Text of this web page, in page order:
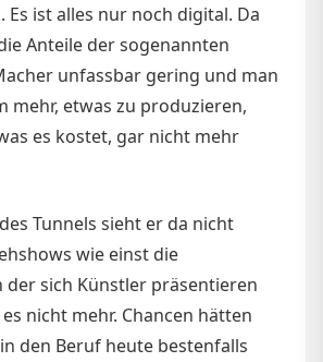
Es ist alles nur noch digital. Da
Anteile der sogenannten
unfassbar gering und man
mehr, etwas zu produzieren,
es kostet, gar nicht mehr
Tunnels sieht er da nicht
wie einst die
der sich Künstler präsentieren
nicht mehr. Chancen hätten
den Beruf heute bestenfalls